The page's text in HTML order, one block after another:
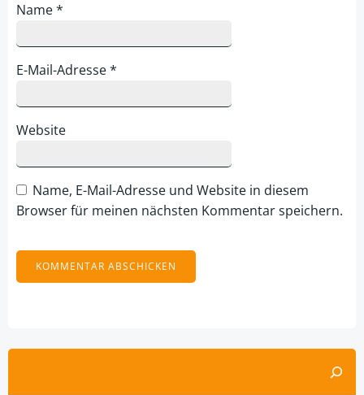
Name*
E-Mail-Adresse*
Website
Name, E-Mail-Adresse und Website in diesem
Browser für meinen nächsten Kommentar speichern.